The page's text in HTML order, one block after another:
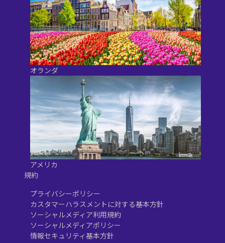
オランダ
アメリカ
規約
プライバシーポリシー
カスタマーハラスメントに対する基本方針
ソーシャルメディア利用規約
ソーシャルメディアポリシー
情報セキュリティ基本方針